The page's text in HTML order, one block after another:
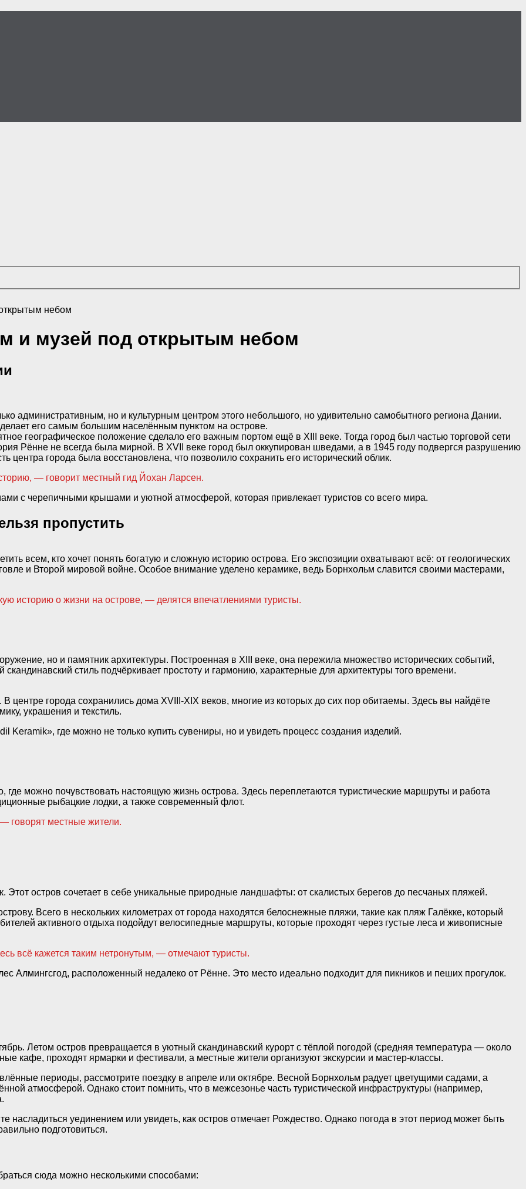
небом
и музей под открытым небом
административным, но и культурным центром этого небольшого, но удивительно самобытного региона Дании.
его самым большим населённым пунктом на острове.
географическое положение сделало его важным портом ещё в XIII веке. Тогда город был частью торговой сети
Рённе не всегда была мирной. В XVII веке город был оккупирован шведами, а в 1945 году подвергся разрушению
города была восстановлена, что позволило сохранить его исторический облик.
— говорит местный гид Йохан Ларсен.
с черепичными крышами и уютной атмосферой, которая привлекает туристов со всего мира.
пропустить
всем, кто хочет понять богатую и сложную историю острова. Его экспозиции охватывают всё: от геологических
и Второй мировой войне. Особое внимание уделено керамике, ведь Борнхольм славится своими мастерами,
историю о жизни на острове, — делятся впечатлениями туристы.
но и памятник архитектуры. Построенная в XIII веке, она пережила множество исторических событий,
стиль подчёркивает простоту и гармонию, характерные для архитектуры того времени.
центре города сохранились дома XVIII-XIX веков, многие из которых до сих пор обитаемы. Здесь вы найдёте
украшения и текстиль.
Keramik», где можно не только купить сувениры, но и увидеть процесс создания изделий.
можно почувствовать настоящую жизнь острова. Здесь переплетаются туристические маршруты и работа
рыбацкие лодки, а также современный флот.
говорят местные жители.
остров сочетает в себе уникальные природные ландшафты: от скалистых берегов до песчаных пляжей.
Всего в нескольких километрах от города находятся белоснежные пляжи, такие как пляж Галёкке, который
активного отдыха подойдут велосипедные маршруты, которые проходят через густые леса и живописные
всё кажется таким нетронутым, — отмечают туристы.
Алмингсгод, расположенный недалеко от Рённе. Это место идеально подходит для пикников и пеших прогулок.
Летом остров превращается в уютный скандинавский курорт с тёплой погодой (средняя температура — около
кафе, проходят ярмарки и фестивали, а местные жители организуют экскурсии и мастер-классы.
периоды, рассмотрите поездку в апреле или октябре. Весной Борнхольм радует цветущими садами, а
атмосферой. Однако стоит помнить, что в межсезонье часть туристической инфраструктуры (например,
насладиться уединением или увидеть, как остров отмечает Рождество. Однако погода в этот период может быть
подготовиться.
сюда можно несколькими способами: